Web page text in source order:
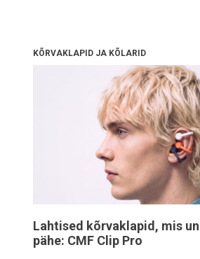
KÕRVAKLAPID JA KÕLARID
Lahtised kõrvaklapid, mis
pähe: CMF Clip Pro